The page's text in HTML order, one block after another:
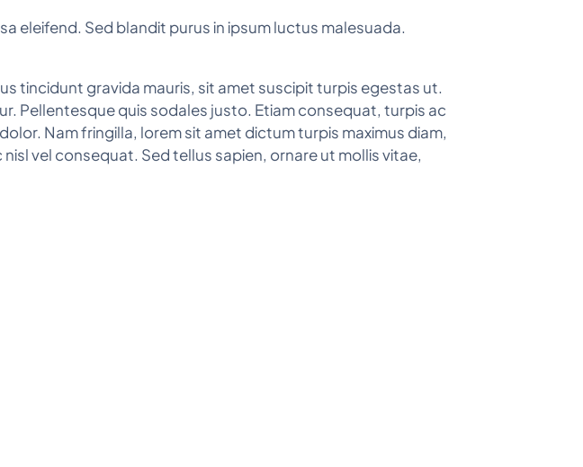
eleifend. Sed blandit purus in ipsum luctus malesuada.
tincidunt gravida mauris, sit amet suscipit turpis egestas ut.
Pellentesque quis sodales justo. Etiam consequat, turpis ac
Nam fringilla, lorem sit amet dictum turpis maximus diam,
vel consequat. Sed tellus sapien, ornare ut mollis vitae,